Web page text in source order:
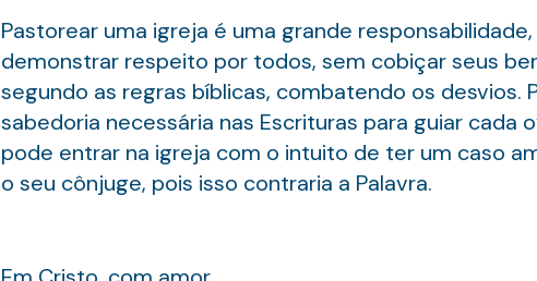
Pastorear uma igreja é uma grande
demonstrar respeito por todos, sem cobiçar seus
segundo as regras bíblicas, combatendo os desvios.
sabedoria necessária nas Escrituras para guiar cada
pode entrar na igreja com o intuito de ter um caso
o seu cônjuge, pois isso contraria a Palavra.